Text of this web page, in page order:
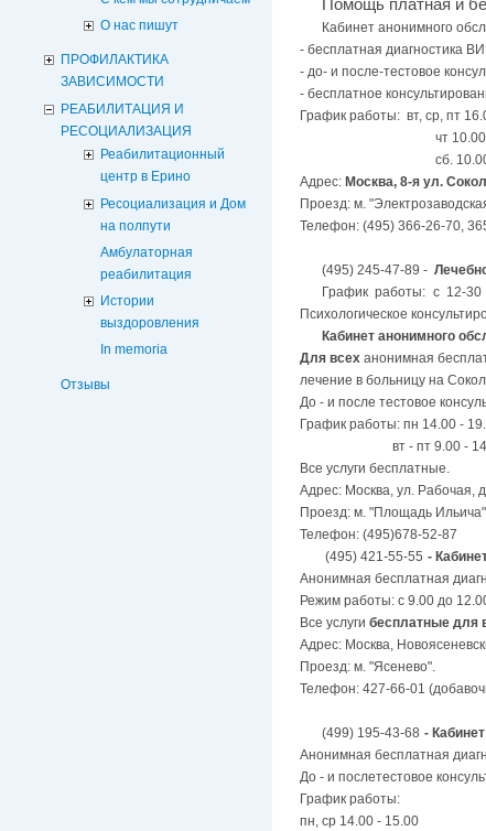
О нас пишут
ПРОФИЛАКТИКА
ЗАВИСИМОСТИ
РЕАБИЛИТАЦИЯ И
РЕСОЦИАЛИЗАЦИЯ
Реабилитационный
центр в Ерино
Ресоциализация и Дом
на полпути
Амбулаторная
реабилитация
Истории
выздоровления
In memoria
Отзывы
Помощь платная и
Кабинет анонимного
- бесплатная диагностика
- до- и после-тестовое
- бесплатное
График работы: вт, ср, пт
чт 10.00 -
сб. 10.00 -
Адрес: Москва, 8-я ул.
Проезд: м.
Телефон: (495) 366-26-70,
(495) 245-47-89 -
График работы: с 12-
Психологическое
Кабинет анонимного
Для всех анонимная
лечение в больницу на
До - и после тестовое
График работы: пн 14.00 -
вт - пт 9.00 - 14.00
Все услуги бесплатные.
Адрес: Москва, ул. Рабочая,
Проезд: м. "Площадь
Телефон: (495)678-52-87
(495) 421-55-55 -
Анонимная бесплатная
Режим работы: с 9.00 до
Все услуги бесплатные для
Адрес: Москва,
Проезд: м. "Ясенево".
Телефон: 427-66-01
(499) 195-43-68 -
Анонимная бесплатная
До - и послетестовое
График работы:
пн, ср 14.00 - 15.00